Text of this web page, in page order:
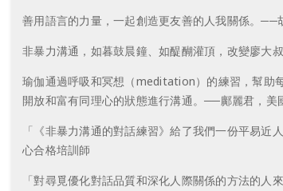
善用語言的力量，一起創造更友善的人我關係。──
非暴力溝通，如暮鼓晨鐘、如醍醐灌頂，改變廖大
瑜伽通過呼吸和冥想（meditation）的練習，幫助
開放和富有同理心的狀態進行溝通。──鄺麗君，美
「《非暴力溝通的對話練習》給了我們一份平易
心合格培訓師
「對尋覓優化對話品質和深化人際關係的方法的